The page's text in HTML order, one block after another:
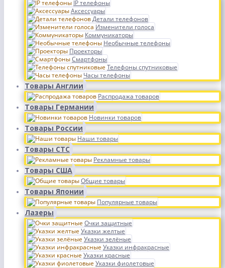
IP телефоны
Аксессуары
Детали телефонов
Изменители голоса
Коммуникаторы
Необычные телефоны
Проекторы
Смартфоны
Телефоны спутниковые
Часы телефоны
Товары Англии
Распродажа товаров
Товары Германии
Новинки товаров
Товары России
Наши товары
Товары СТС
Рекламные товары
Товары США
Общие товары
Товары Японии
Популярные товары
Лазеры
Очки защитные
Указки желтые
Указки зелёные
Указки инфракрасные
Указки красные
Указки фиолетовые